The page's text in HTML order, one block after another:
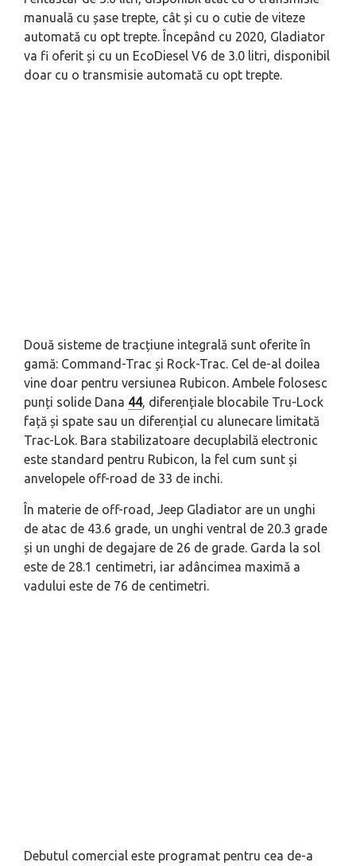
manuală cu șase trepte, cât și cu o cutie de viteze
automată cu opt trepte. Începând cu 2020, Gladiator
va fi oferit și cu un EcoDiesel V6 de 3.0 litri, disponibil
doar cu o transmisie automată cu opt trepte.
Două sisteme de tracțiune integrală sunt oferite în
gamă: Command-Trac și Rock-Trac. Cel de-al doilea
vine doar pentru versiunea Rubicon. Ambele folosesc
punți solide Dana 44, diferențiale blocabile Tru-Lock
față și spate sau un diferențial cu alunecare limitată
Trac-Lok. Bara stabilizatoare decuplabilă electronic
este standard pentru Rubicon, la fel cum sunt și
anvelopele off-road de 33 de inchi.
În materie de off-road, Jeep Gladiator are un unghi
de atac de 43.6 grade, un unghi ventral de 20.3 grade
și un unghi de degajare de 26 de grade. Garda la sol
este de 28.1 centimetri, iar adâncimea maximă a
vadului este de 76 de centimetri.
Debutul comercial este programat pentru cea de-a